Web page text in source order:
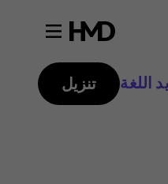
اللغة تنزيل